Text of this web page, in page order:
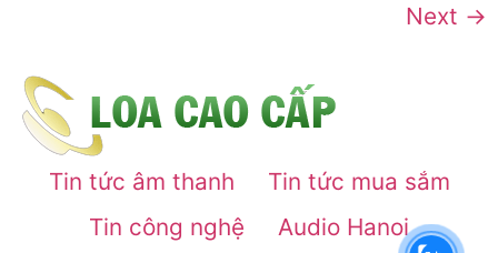
Next →
Tin tức âm thanh
Tin tức mua sắm
Tin công nghệ
Audio Hanoi